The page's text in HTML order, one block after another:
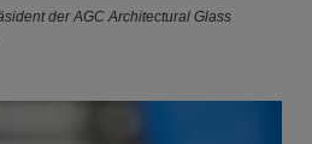
der AGC Architectural Glass